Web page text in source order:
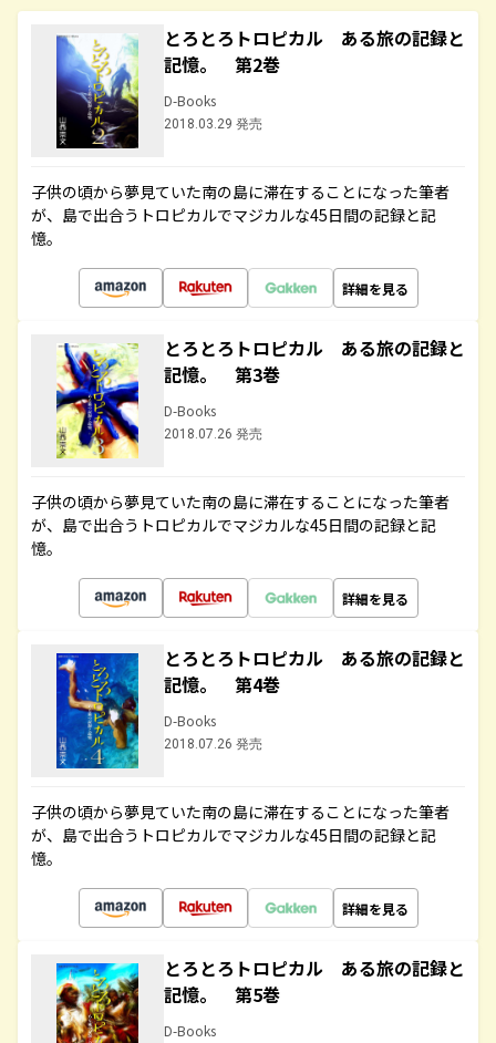
とろとろトロピカル ある旅の記録と
記憶。 第2巻
D-Books
2018.03.29 発売
子供の頃から夢見ていた南の島に滞在することになった筆者
が、島で出合うトロピカルでマジカルな45日間の記録と記
憶。
詳細を見る
とろとろトロピカル ある旅の記録と
記憶。 第3巻
D-Books
2018.07.26 発売
子供の頃から夢見ていた南の島に滞在することになった筆者
が、島で出合うトロピカルでマジカルな45日間の記録と記
憶。
詳細を見る
とろとろトロピカル ある旅の記録と
記憶。 第4巻
D-Books
2018.07.26 発売
子供の頃から夢見ていた南の島に滞在することになった筆者
が、島で出合うトロピカルでマジカルな45日間の記録と記
憶。
詳細を見る
とろとろトロピカル ある旅の記録と
記憶。 第5巻
D-Books